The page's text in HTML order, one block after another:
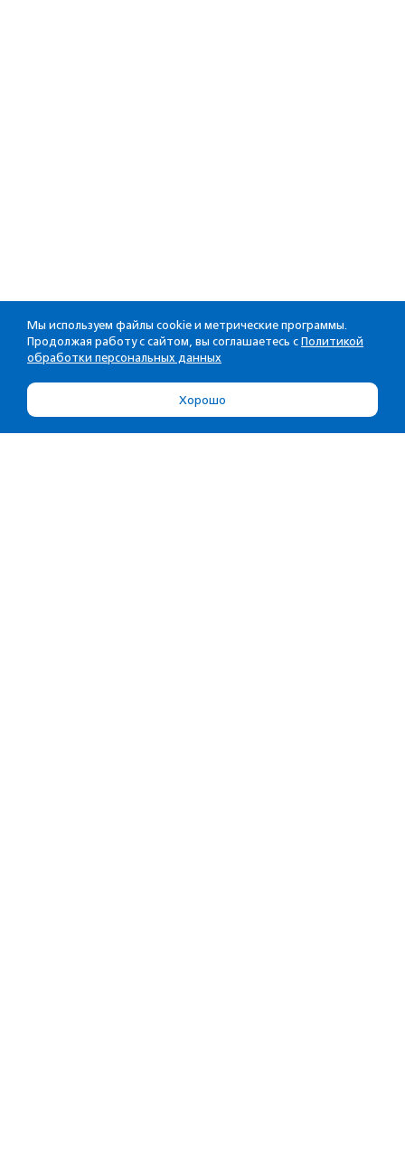
Мы используем файлы cookie и метрические программы.
Продолжая работу с сайтом, вы соглашаетесь с Политикой
обработки персональных данных
Хорошо